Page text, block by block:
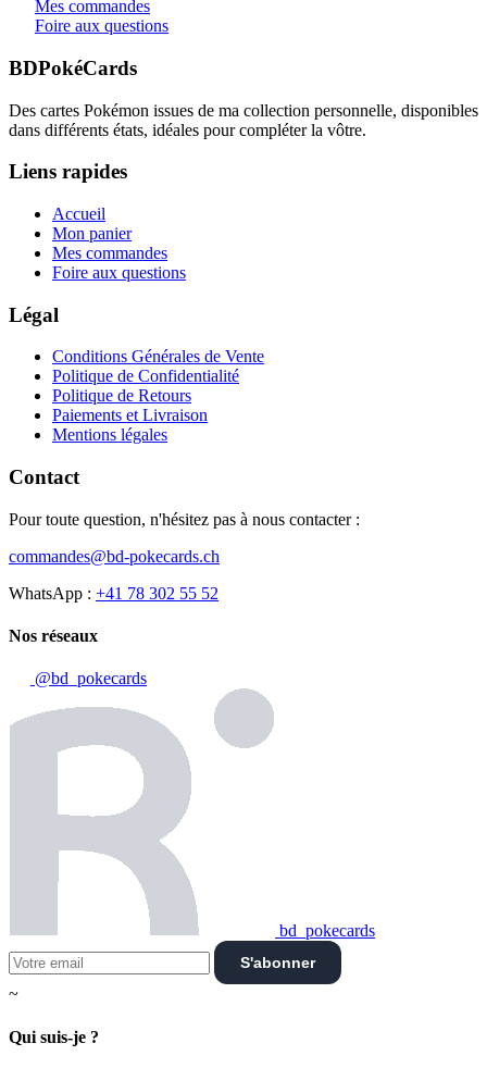
Mes commandes
Foire aux questions
BDPokéCards
Des cartes Pokémon issues de ma collection personnelle, disponibles
dans différents états, idéales pour compléter la vôtre.
Liens rapides
Accueil
Mon panier
Mes commandes
Foire aux questions
Légal
Conditions Générales de Vente
Politique de Confidentialité
Politique de Retours
Paiements et Livraison
Mentions légales
Contact
Pour toute question, n'hésitez pas à nous contacter :
commandes@bd-pokecards.ch
WhatsApp : +41 78 302 55 52
Nos réseaux
@bd_pokecards
bd_pokecards
S'abonner
~
Qui suis-je ?